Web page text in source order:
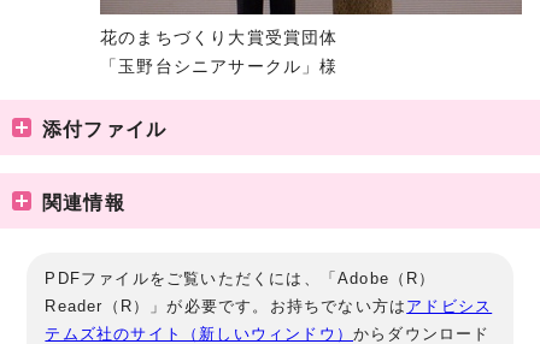
花のまちづくり大賞受賞団体
「玉野台シニアサークル」様
添付ファイル
関連情報
PDFファイルをご覧いただくには、「Adobe（R）
Reader（R）」が必要です。お持ちでない方は アドビシス
テムズ社のサイト（新しいウィンドウ）からダウンロード